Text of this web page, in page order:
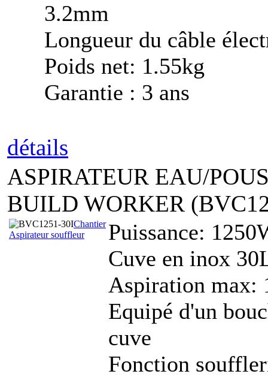
3.2mm
Longueur du câble
Poids net: 1.55kg
Garantie : 3 ans
détails
ASPIRATEUR EAU/
BUILD WORKER
Chantier
Aspirateur souffleur
Puissance:
Cuve en inox
Aspiration max:
Equipé d'un
cuve
Fonction